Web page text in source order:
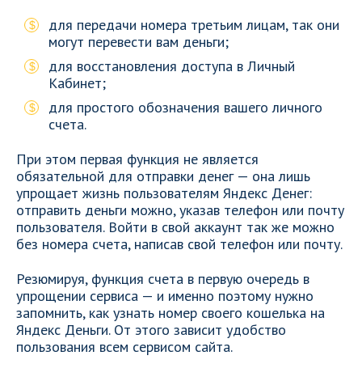
для передачи номера третьим лицам, так они
могут перевести вам деньги;
для восстановления доступа в Личный
Кабинет;
для простого обозначения вашего личного
счета.
При этом первая функция не является
обязательной для отправки денег — она лишь
упрощает жизнь пользователям Яндекс Денег:
отправить деньги можно, указав телефон или почту
пользователя. Войти в свой аккаунт так же можно
без номера счета, написав свой телефон или почту.
Резюмируя, функция счета в первую очередь в
упрощении сервиса — и именно поэтому нужно
запомнить, как узнать номер своего кошелька на
Яндекс Деньги. От этого зависит удобство
пользования всем сервисом сайта.